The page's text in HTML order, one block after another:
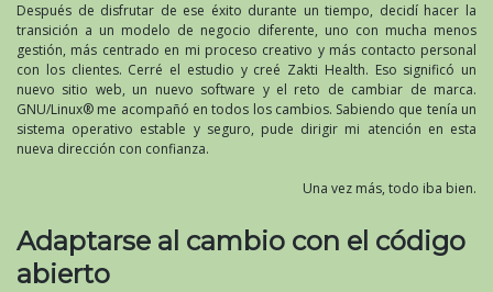
Después de disfrutar de ese éxito durante un tiempo, decidí hacer la
transición a un modelo de negocio diferente, uno con mucha menos
gestión, más centrado en mi proceso creativo y más contacto personal
con los clientes. Cerré el estudio y creé Zakti Health. Eso significó un
nuevo sitio web, un nuevo software y el reto de cambiar de marca.
GNU/Linux® me acompañó en todos los cambios. Sabiendo que tenía un
sistema operativo estable y seguro, pude dirigir mi atención en esta
nueva dirección con confianza.
Una vez más, todo iba bien.
Adaptarse al cambio con el código
abierto